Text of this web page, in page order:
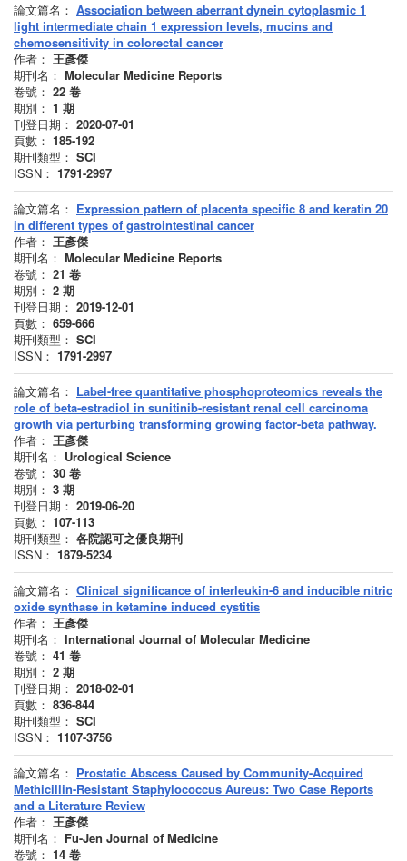
論文篇名： Association between aberrant dynein cytoplasmic 1
light intermediate chain 1 expression levels, mucins and
chemosensitivity in colorectal cancer
作者： 王彥傑
期刊名： Molecular Medicine Reports
卷號： 22 卷
期別： 1 期
刊登日期： 2020-07-01
頁數： 185-192
期刊類型： SCI
ISSN： 1791-2997
論文篇名： Expression pattern of placenta specific 8 and keratin 20
in different types of gastrointestinal cancer
作者： 王彥傑
期刊名： Molecular Medicine Reports
卷號： 21 卷
期別： 2 期
刊登日期： 2019-12-01
頁數： 659-666
期刊類型： SCI
ISSN： 1791-2997
論文篇名： Label-free quantitative phosphoproteomics reveals the
role of beta-estradiol in sunitinib-resistant renal cell carcinoma
growth via perturbing transforming growing factor-beta pathway.
作者： 王彥傑
期刊名： Urological Science
卷號： 30 卷
期別： 3 期
刊登日期： 2019-06-20
頁數： 107-113
期刊類型： 各院認可之優良期刊
ISSN： 1879-5234
論文篇名： Clinical significance of interleukin-6 and inducible nitric
oxide synthase in ketamine induced cystitis
作者： 王彥傑
期刊名： International Journal of Molecular Medicine
卷號： 41 卷
期別： 2 期
刊登日期： 2018-02-01
頁數： 836-844
期刊類型： SCI
ISSN： 1107-3756
論文篇名： Prostatic Abscess Caused by Community-Acquired
Methicillin-Resistant Staphylococcus Aureus: Two Case Reports
and a Literature Review
作者： 王彥傑
期刊名： Fu-Jen Journal of Medicine
卷號： 14 卷